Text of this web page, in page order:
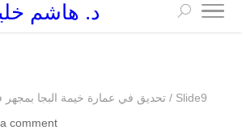
د. هاشم
تحديق في عمارة خيمة البجا بمجهر / Slide9
comment